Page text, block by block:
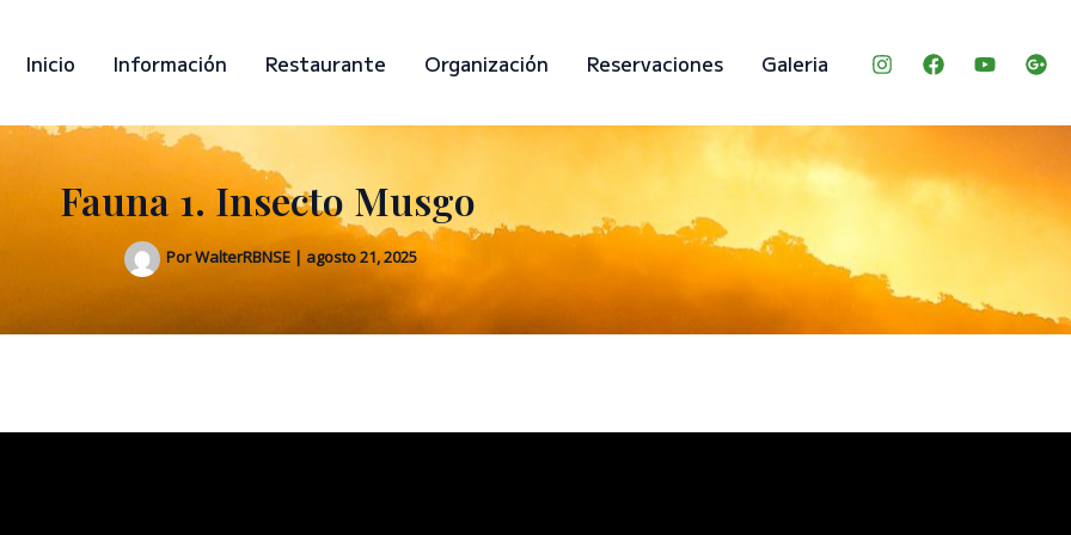
Inicio Información Restaurante Organización Reservaciones Galeria
Fauna 1. Insecto Musgo
PorWalterRBNSE | agosto 21, 2025